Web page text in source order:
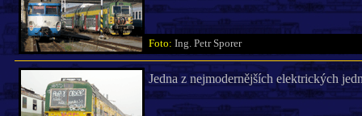
Foto: Ing. Petr Sporer
Jedna z nejmodernějších elektrických